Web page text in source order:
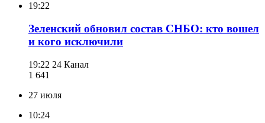
19:22
Зеленский обновил состав СНБО: кто вошел
и кого исключили
19:22 24 Канал
1 641
27 июля
10:24